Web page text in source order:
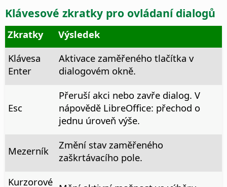
Klávesové zkratky pro ovládaní dialogů
Zkratky
Výsledek
Klávesa
Enter
Aktivace zaměřeného tlačítka v
dialogovém okně.
Esc
Přeruší akci nebo zavře dialog. V
nápovědě LibreOffice: přechod o
jednu úroveň výše.
Mezerník
Změní stav zaměřeného
zaškrtávacího pole.
Kurzorové